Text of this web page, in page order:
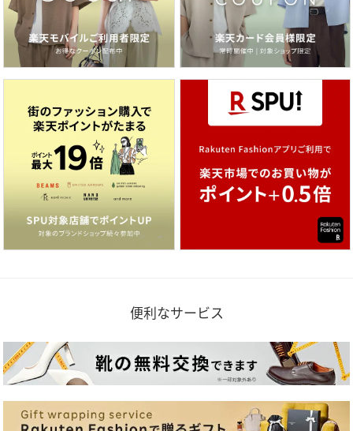
便利なサービス